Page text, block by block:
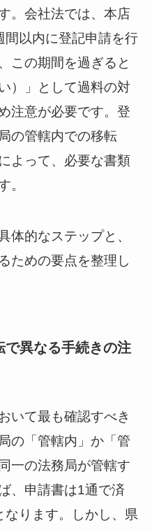
。会社法では、本店
以内に登記申請を行
この期間を過ぎると
）」として過料の対
注意が必要です。登
の管轄内での移転
よって、必要な書類
。
体的なステップと、
ための要点を整理し
で異なる手続きの注
いて最も確認すべき
の「管轄内」か「管
一の法務局が管轄す
、申請書は1通で済
ります。しかし、県